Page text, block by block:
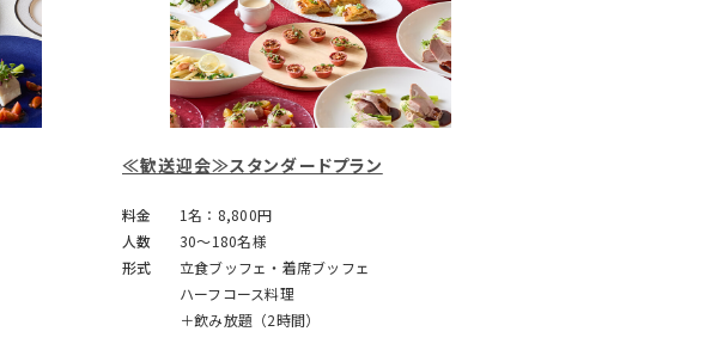
≪歓送迎会≫スタンダードプラン
料金
1名：8,800円
人数
30～180名様
形式
立食ブッフェ・着席ブッフェ
ハーフコース料理
＋飲み放題（2時間）